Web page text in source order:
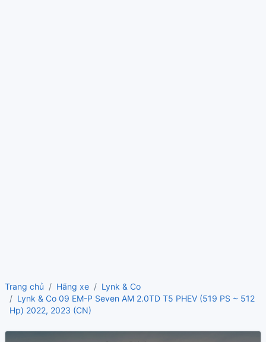
Trang chủ Hãng xe
Lynk & Co
Lynk & Co 09 EM-P Seven AM 2.0TD T5 PHEV (519 PS ~ 512
Hp) 2022, 2023 (CN)